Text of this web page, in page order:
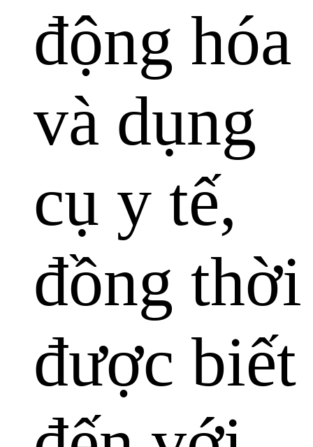
động hóa
và dụng
cụ y tế,
đồng thời
được biết